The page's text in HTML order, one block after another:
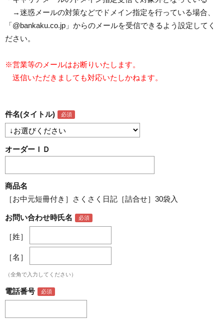
→迷惑メールの対策などでドメイン指定を行っている場合、
「@bankaku.co.jp」からのメールを受信できるよう設定してく
ださい。
※営業等のメールはお断りいたします。
送信いただきましても対応いたしかねます。
件名(タイトル)
オーダーＩＤ
商品名
［お中元短冊付き］さくさく日記［詰合せ］30袋入
お問い合わせ時氏名
［姓］
［名］
（全角で入力してください）
電話番号